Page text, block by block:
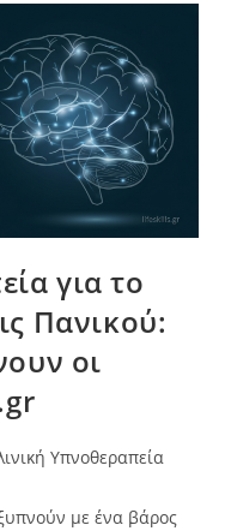
για το
Πανικού:
οι
Υπνοθεραπεία
με ένα βάρος